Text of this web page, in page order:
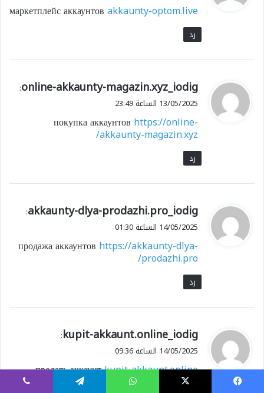
ل
маркетплейс аккаунтовakkaunty-optom.live
رد
ي
ق
ل
online-akkaunty-magazin.xyz_iodig
:
13/05/2025 الساعة 23:49
покупка аккаунтов https://online-
akkaunty-magazin.xyz/
رد
ي
ق
ل
akkaunty-dlya-prodazhi.pro_iodig
:
14/05/2025 الساعة 01:30
продажа аккаунтов https://akkaunty-dlya-
prodazhi.pro/
رد
ي
ق
ل
kupit-akkaunt.online_iodig
:
14/05/2025 الساعة 09:36
продать аккаунтkupit-akkaunt.online